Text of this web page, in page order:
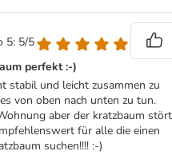
5: 5/5
perfekt :-)
stabil und leicht zusammen zu
von oben nach unten zu tun.
aber der kratzbaum stört
für alle die einen
suchen!!!! :-)